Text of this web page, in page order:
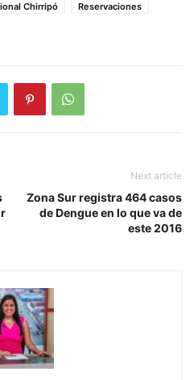
Chirripó
Reservaciones
Next article
Zona Sur registra 464 casos
de Dengue en lo que va de
este 2016